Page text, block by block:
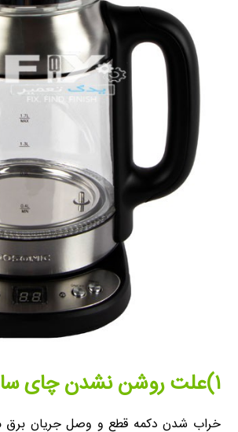
۱)علت روشن نشدن چای ساز
خراب شدن دکمه قطع و وصل جریان برق